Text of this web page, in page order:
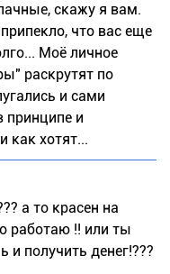
скажу я вам.
что вас еще
Моё личное
раскрутят по
и сами
принципе и
как хотят...
а то красен на
работаю !! или ты
и получить денег!???